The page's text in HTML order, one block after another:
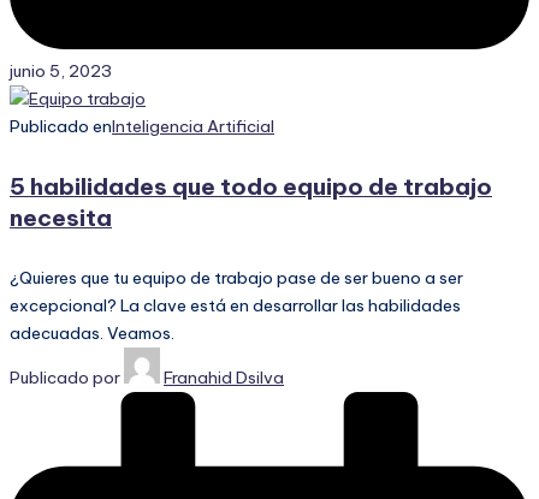
junio 5, 2023
Publicado enInteligencia Artificial
5 habilidades que todo equipo de trabajo
necesita
¿Quieres que tu equipo de trabajo pase de ser bueno a ser
excepcional? La clave está en desarrollar las habilidades
adecuadas. Veamos.
Publicado por Franahid Dsilva